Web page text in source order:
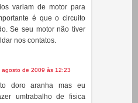
agosto de 2009 às 12:23
umtrabalho de fisica
até segunda feira dia